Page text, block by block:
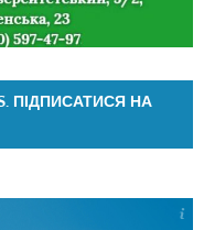
ПІДПИСАТИСЯ НА